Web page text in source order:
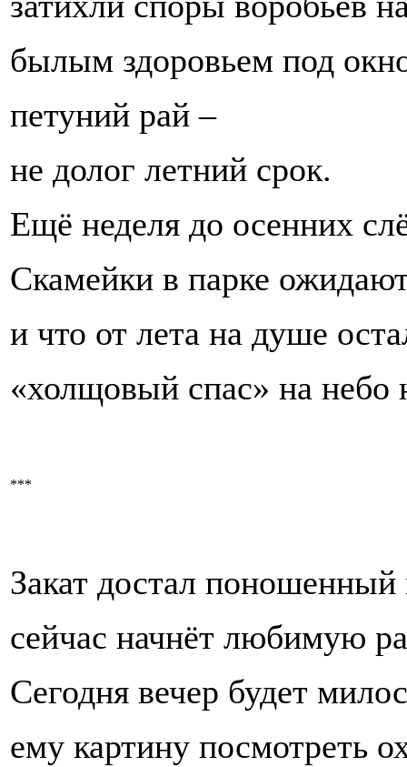
былым здоровьем под
петуний рай –
не долог летний срок.
Ещё неделя до осенних
Скамейки в парке
и что от лета на душе
«холщовый спас» на небо
***
Закат достал поношенный
сейчас начнёт любимую
Сегодня вечер будет
ему картину посмотреть